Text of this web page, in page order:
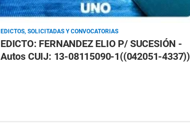
EDICTOS, SOLICITADAS Y CONVOCATORIAS
EDICTO: FERNANDEZ ELIO P/ SUCESIÓN -
Autos CUIJ: 13-08115090-1((042051-4337))